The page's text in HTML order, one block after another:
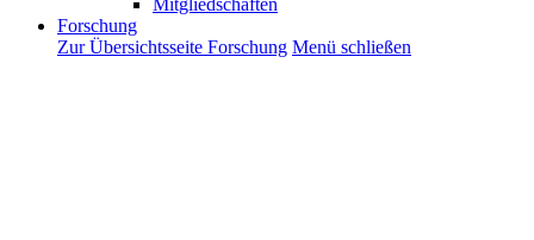
Mitgliedschaften
Forschung
Zur Übersichtsseite Forschung Menü schließen